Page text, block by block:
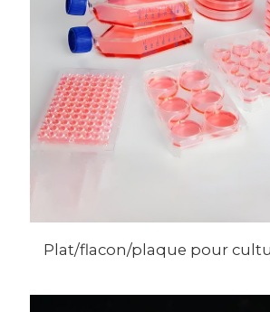
Plat/flacon/plaque pour